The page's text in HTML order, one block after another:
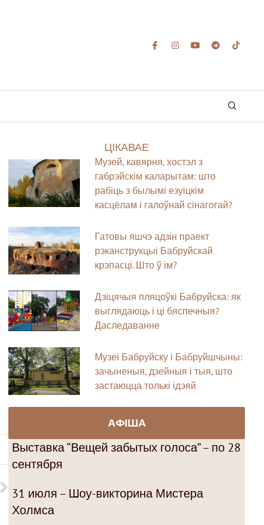
ЦІКАВАЕ
Музей, кавярня, хостэл з
габрэйскім каларытам: што
рабіць з былымі езуіцкім
касцёлам і галоўнай сінагогай?
Гатовы яшчэ адзін праект
рэканструкцыі Бабруйскай
крэпасці. Што ў ім?
Дзіцячыя пляцоўкі Бабруйска: як
выглядаюць і ці бяспечныя?
Даследаванне
Музеі Бабруйску і Бабруйшчыны:
зачыненыя, дзейныя і тыя, што
застаюцца толькі ідэяй
АФІША
Выставка “Вещей забытых голоса” – по 28
сентября
31 июля – Шоу-викторина Мистера
Холмса